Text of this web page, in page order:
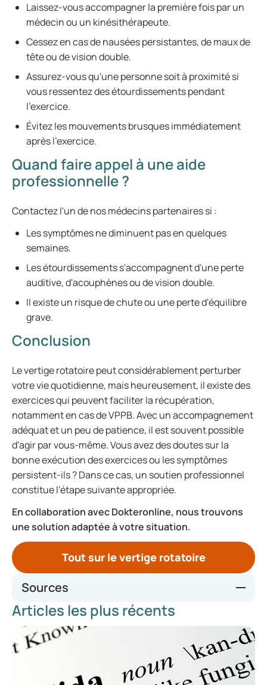
Laissez-vous accompagner la première fois par un
médecin ou un kinésithérapeute.
Cessez en cas de nausées persistantes, de maux de
tête ou de vision double.
Assurez-vous qu'une personne soit à proximité si
vous ressentez des étourdissements pendant
l'exercice.
Évitez les mouvements brusques immédiatement
après l'exercice.
Quand faire appel à une aide
professionnelle ?
Contactez l'un de nos médecins partenaires si :
Les symptômes ne diminuent pas en quelques
semaines.
Les étourdissements s'accompagnent d'une perte
auditive, d'acouphènes ou de vision double.
Il existe un risque de chute ou une perte d'équilibre
grave.
Conclusion
Le vertige rotatoire peut considérablement perturber
votre vie quotidienne, mais heureusement, il existe des
exercices qui peuvent faciliter la récupération,
notamment en cas de VPPB. Avec un accompagnement
adéquat et un peu de patience, il est souvent possible
d'agir par vous-même. Vous avez des doutes sur la
bonne exécution des exercices ou les symptômes
persistent-ils ? Dans ce cas, un soutien professionnel
constitue l'étape suivante appropriée.
En collaboration avec Dokteronline, nous trouvons
une solution adaptée à votre situation.
Tout sur le vertige rotatoire
Sources
Thuisarts.nl – Draaiduizeligheid
Duizeligheid | NHG-Richtlijnen
Duizeligheid | Apotheek.nl
Ik wil de Epley-beweging doen | Thuisarts.nl
Articles les plus récents